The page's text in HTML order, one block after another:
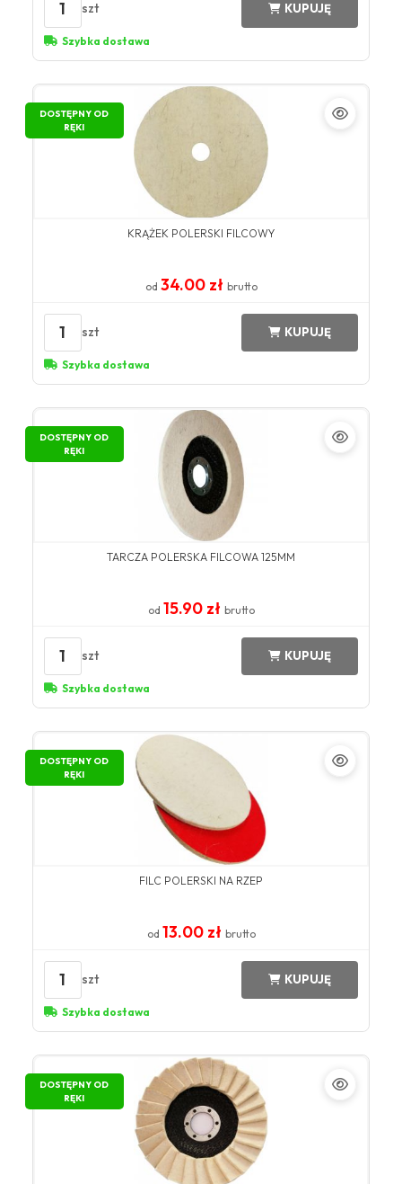
1 szt KUPUJĘ
Szybka dostawa
DOSTĘPNY OD
RĘKI
KRĄŻEK POLERSKI FILCOWY
od 34.00 zł brutto
1 szt KUPUJĘ
Szybka dostawa
DOSTĘPNY OD
RĘKI
TARCZA POLERSKA FILCOWA 125MM
od 15.90 zł brutto
1 szt KUPUJĘ
Szybka dostawa
DOSTĘPNY OD
RĘKI
FILC POLERSKI NA RZEP
od 13.00 zł brutto
1 szt KUPUJĘ
Szybka dostawa
DOSTĘPNY OD
RĘKI